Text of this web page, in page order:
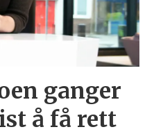
ganger
å få rett